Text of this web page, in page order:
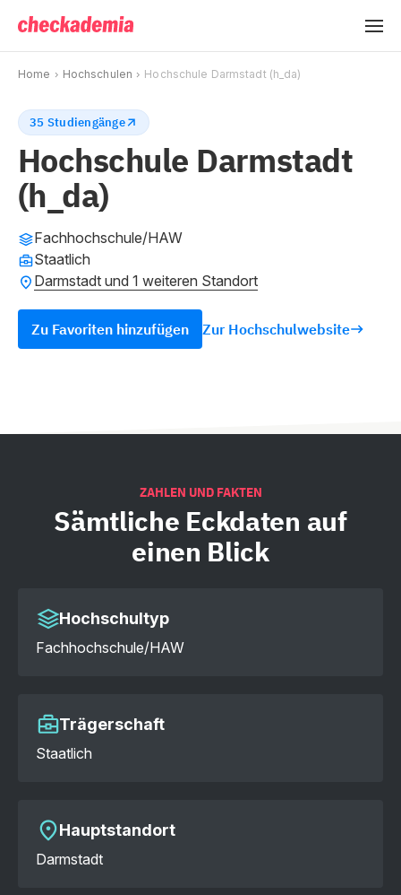
Home Hochschulen Hochschule Darmstadt (h_da)
35 Studiengänge
Hochschule Darmstadt
(h_da)
Fachhochschule/HAW
Staatlich
Darmstadt und 1 weiteren Standort
Zu Favoriten hinzufügen Zur Hochschulwebsite
ZAHLEN UND FAKTEN
Sämtliche Eckdaten auf
einen Blick
Hochschultyp
Fachhochschule/HAW
Trägerschaft
Staatlich
Hauptstandort
Darmstadt